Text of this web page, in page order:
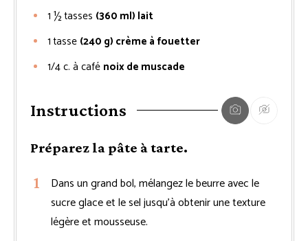
1 ½tasses (360 ml) lait
1 tasse (240 g) crème à fouetter
1/4c. à café noix de muscade
Instructions
Préparez la pâte à tarte.
Dans un grand bol, mélangez le beurre avec le
sucre glace et le sel jusqu’à obtenir une texture
légère et mousseuse.